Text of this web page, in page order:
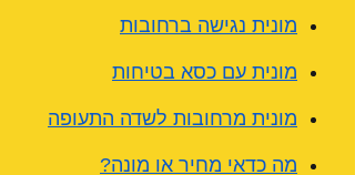
מונית נגישה ברחובות
מונית עם כסא בטיחות
מונית מרחובות לשדה התעופה
מה כדאי מחיר או מונה?